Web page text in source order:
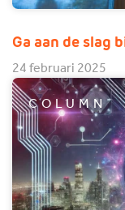
Ga aan de slag
24 februari 2025
COLUMN